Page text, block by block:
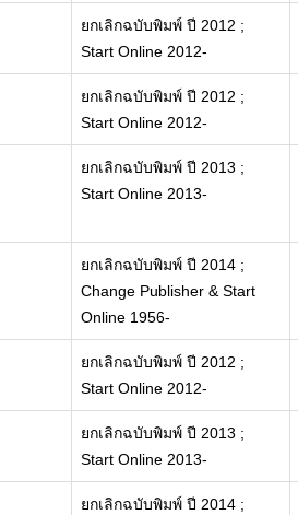
ยกเลิกฉบับพิมพ์ ปี 2012 ;
Start Online 2012-
ยกเลิกฉบับพิมพ์ ปี 2012 ;
Start Online 2012-
ยกเลิกฉบับพิมพ์ ปี 2013 ;
Start Online 2013-
ยกเลิกฉบับพิมพ์ ปี 2014 ;
Change Publisher & Start
Online 1956-
ยกเลิกฉบับพิมพ์ ปี 2012 ;
Start Online 2012-
ยกเลิกฉบับพิมพ์ ปี 2013 ;
Start Online 2013-
ยกเลิกฉบับพิมพ์ ปี 2014 ;